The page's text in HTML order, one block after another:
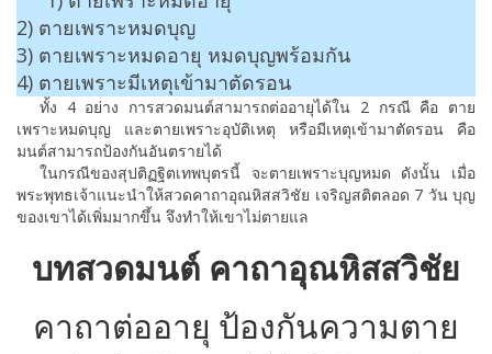
2) ตายเพราะหมดบุญ
3) ตายเพราะหมดอายุ หมดบุญพร้อมกัน
4) ตายเพราะมีเหตุเข้ามาตัดรอน
ทั้ง 4 อย่าง การสวดมนต์สามารถต่ออายุได้ใน 2 กรณี คือ ตาย
เพราะหมดบุญ และตายเพราะอุบัติเหตุ หรือมีเหตุเข้ามาตัดรอน คือ
มนต์สามารถป้องกันอันตรายได้
ในกรณีของสุปติฏฐิตเทพบุตรนี้ จะตายเพราะบุญหมด ดังนั้น เมื่อ
พระพุทธเจ้าแนะนำให้สวดคาถาอุณหิสสวิชัย เจริญสติตลอด 7 วัน บุญ
ของเขาได้เพิ่มมากขึ้น จึงทำให้เขาไม่ตายแล
บทสวดมนต์ คาถาอุณหิสสวิชัย
คาถาต่ออายุ ป้องกันความตาย